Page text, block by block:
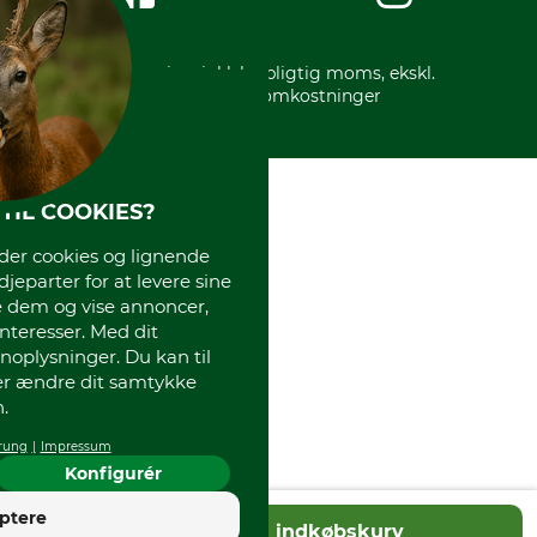
Tilføj til indkøbskurv
* Alle priser inkl. lovpligtig moms, ekskl.
forsendelsesomkostninger
COOKIES?
cookies og lignende
for at levere sine
og vise annoncer,
Med dit
Du kan til
ændre dit samtykke
Impressum
Konfigurér